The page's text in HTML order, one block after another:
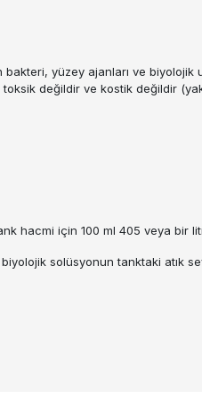
yüzey ajanları ve
değildir ve kostik değildir
hacmi için 100 ml 405 veya bir
solüsyonun tanktaki atık